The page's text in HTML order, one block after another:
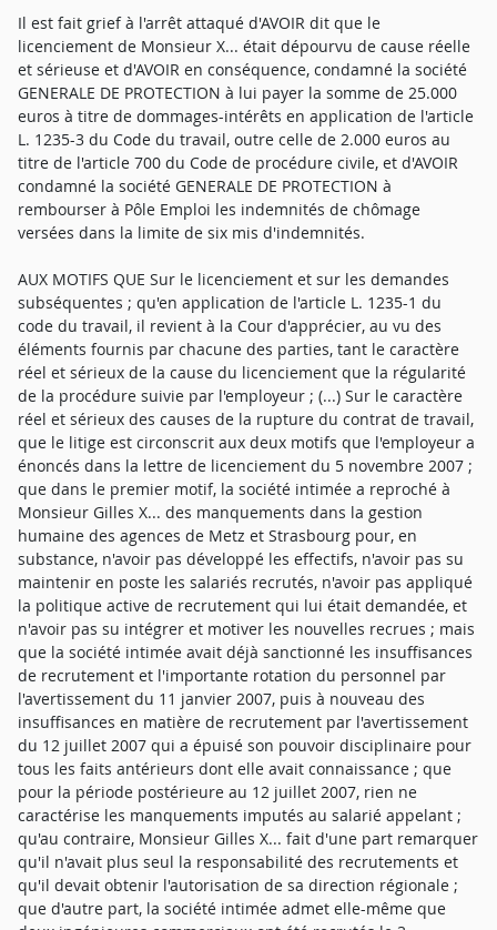
Il est fait grief à l'arrêt attaqué d'AVOIR dit que le
licenciement de Monsieur X... était dépourvu de cause réelle
et sérieuse et d'AVOIR en conséquence, condamné la société
GENERALE DE PROTECTION à lui payer la somme de 25.000
euros à titre de dommages-intérêts en application de l'article
L. 1235-3 du Code du travail, outre celle de 2.000 euros au
titre de l'article 700 du Code de procédure civile, et d'AVOIR
condamné la société GENERALE DE PROTECTION à
rembourser à Pôle Emploi les indemnités de chômage
versées dans la limite de six mis d'indemnités.
AUX MOTIFS QUE Sur le licenciement et sur les demandes
subséquentes ; qu'en application de l'article L. 1235-1 du
code du travail, il revient à la Cour d'apprécier, au vu des
éléments fournis par chacune des parties, tant le caractère
réel et sérieux de la cause du licenciement que la régularité
de la procédure suivie par l'employeur ; (...) Sur le caractère
réel et sérieux des causes de la rupture du contrat de travail,
que le litige est circonscrit aux deux motifs que l'employeur a
énoncés dans la lettre de licenciement du 5 novembre 2007 ;
que dans le premier motif, la société intimée a reproché à
Monsieur Gilles X... des manquements dans la gestion
humaine des agences de Metz et Strasbourg pour, en
substance, n'avoir pas développé les effectifs, n'avoir pas su
maintenir en poste les salariés recrutés, n'avoir pas appliqué
la politique active de recrutement qui lui était demandée, et
n'avoir pas su intégrer et motiver les nouvelles recrues ; mais
que la société intimée avait déjà sanctionné les insuffisances
de recrutement et l'importante rotation du personnel par
l'avertissement du 11 janvier 2007, puis à nouveau des
insuffisances en matière de recrutement par l'avertissement
du 12 juillet 2007 qui a épuisé son pouvoir disciplinaire pour
tous les faits antérieurs dont elle avait connaissance ; que
pour la période postérieure au 12 juillet 2007, rien ne
caractérise les manquements imputés au salarié appelant ;
qu'au contraire, Monsieur Gilles X... fait d'une part remarquer
qu'il n'avait plus seul la responsabilité des recrutements et
qu'il devait obtenir l'autorisation de sa direction régionale ;
que d'autre part, la société intimée admet elle-même que